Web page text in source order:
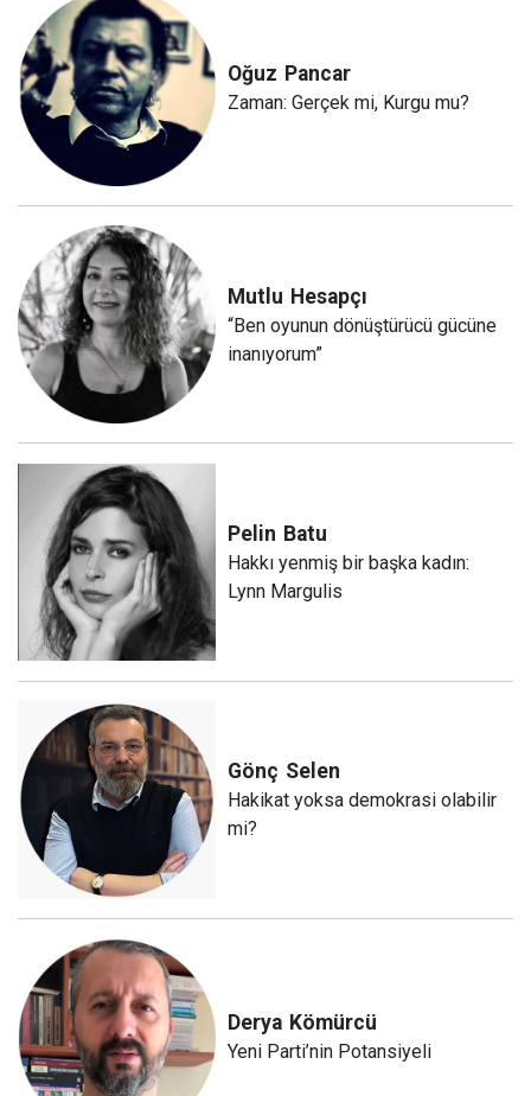
Oğuz Pancar
Zaman: Gerçek mi, Kurgu mu?
Mutlu Hesapçı
“Ben oyunun dönüştürücü gücüne
inanıyorum”
Pelin Batu
Hakkı yenmiş bir başka kadın:
Lynn Margulis
Gönç Selen
Hakikat yoksa demokrasi olabilir
mi?
Derya Kömürcü
Yeni Parti’nin Potansiyeli